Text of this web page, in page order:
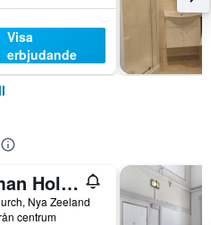
Visa
erbjudande
Tasman Holiday Parks - Christchurch
Nya Zeeland
centrum